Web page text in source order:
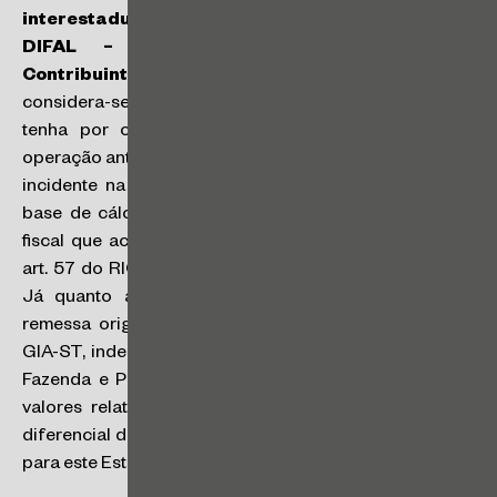
interestadual com recolhimento do ICMS-ST e
DIFAL – Desfazimento – Restituição –
Contribuinte capixaba inscrito neste Estado:
considera-se devolução de mercadoria a operação que
tenha por objeto anular todos os efeitos de uma
operação anterior. Para o crédito do ICMS interestadual
incidente na remessa original, aplicar-se-ão a mesma
base de cálculo e alíquota constantes no documento
fiscal que acobertou a operação original, conforme o
art. 57 do RICMS/2000 e o Convênio ICMS 54/2000.
Já quanto ao ICMS-ST e ao DIFAL incidentes na
remessa original, poderão ser lançados a crédito na
GIA-ST, independente de autorização da Secretaria da
Fazenda e Planejamento do Estado de São Paulo, os
valores relativos à restituição do ICMS, ainda que o
diferencial de alíquotas tenha sido recolhido via GNRE
para este Estado (